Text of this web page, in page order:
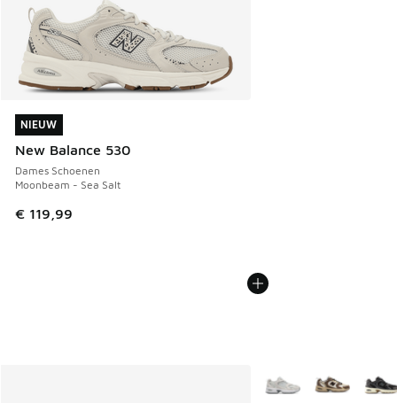
NIEUW
New Balance 530
Dames Schoenen
Moonbeam - Sea Salt
€ 119,99
NIEUW
Meer kleuren